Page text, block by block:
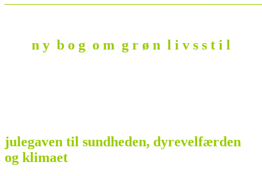
n y b o g o m g r ø n l i v s s t i l
julegaven til sundheden, dyrevelfærden
og klimaet